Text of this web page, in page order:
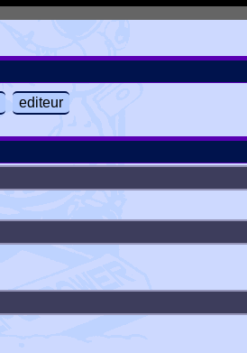
editeur